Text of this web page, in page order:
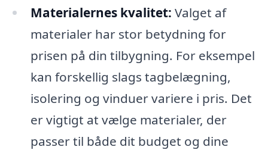
Materialernes kvalitet: Valget af
materialer har stor betydning for
prisen på din tilbygning. For eksempel
kan forskellig slags tagbelægning,
isolering og vinduer variere i pris. Det
er vigtigt at vælge materialer, der
passer til både dit budget og dine